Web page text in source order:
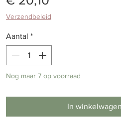
Verzendbeleid
Aantal *
Nog maar 7 op voorraad
In winkelwagen